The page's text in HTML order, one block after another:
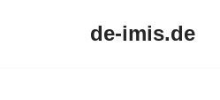
de-imis.de